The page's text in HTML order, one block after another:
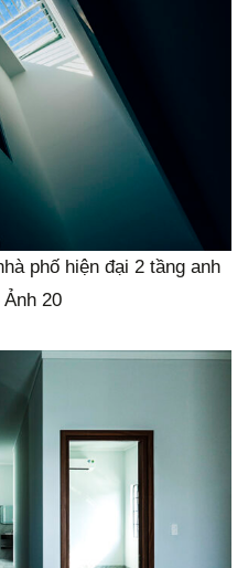
phố hiện đại 2 tầng anh
20